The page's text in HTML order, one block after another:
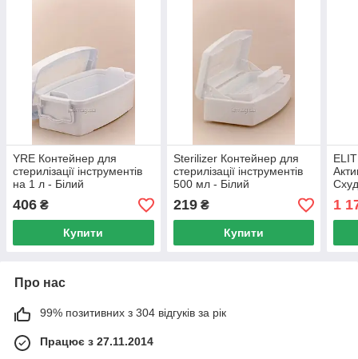
YRE Контейнер для
стерилізації інструментів
на 1 л - Білий
406 ₴
Купити
Sterilizer Контейнер для
стерилізації інструментів
500 мл - Білий
219₴
Купити
мл
1
Про нас
99% позитивних з 304 відгуків за рік
Працює з 27.11.2014